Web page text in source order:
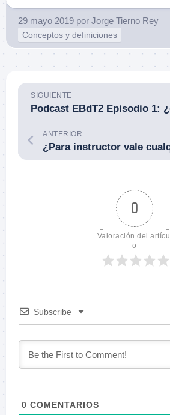
29 mayo 2019 por Jorge Tierno Rey
Conceptos y definiciones
SIGUIENTE
ANTERIOR
0
Valoración del artícul
o
Subscribe
0 COMENTARIOS